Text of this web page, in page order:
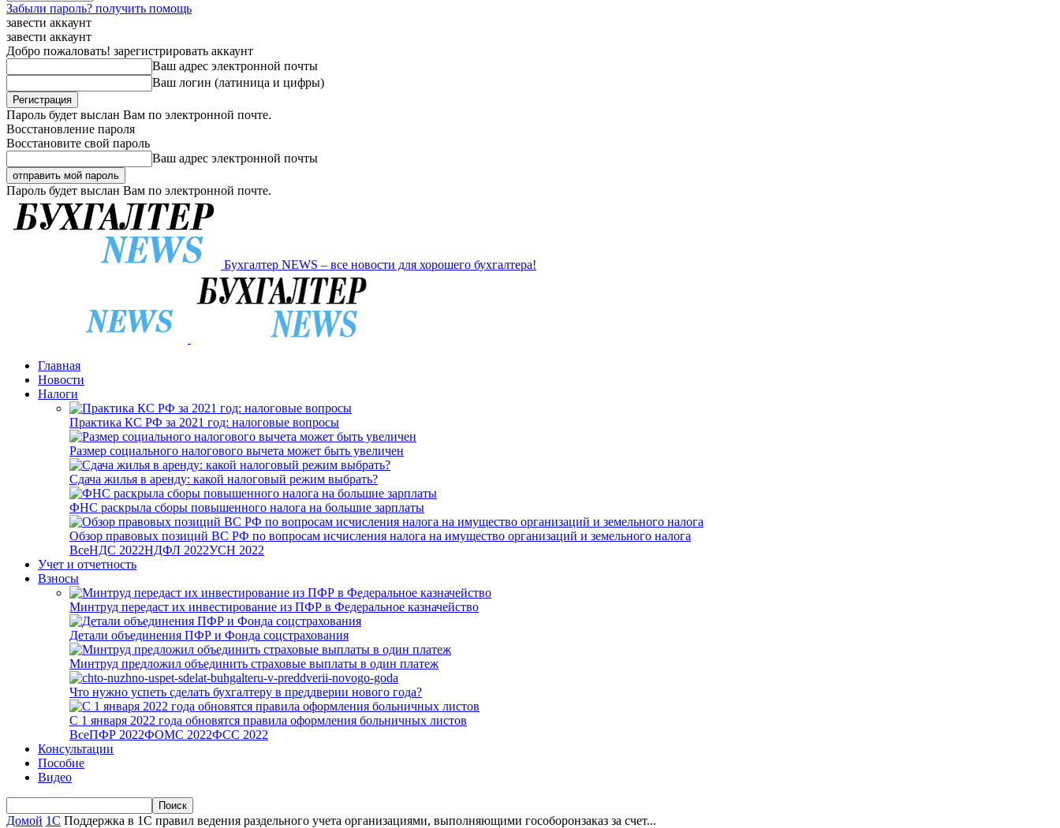
Забыли пароль? получить помощь
завести аккаунт
завести аккаунт
Добро пожаловать! зарегистрировать аккаунт
Ваш адрес электронной почты
Ваш логин (латиница и цифры)
Пароль будет выслан Вам по электронной почте.
Восстановление пароля
Восстановите свой пароль
Ваш адрес электронной почты
Пароль будет выслан Вам по электронной почте.
Бухгалтер NEWS – все новости для хорошего бухгалтера!
Главная
Новости
Налоги
Практика КС РФ за 2021 год: налоговые вопросы
Размер социального налогового вычета может быть увеличен
Сдача жилья в аренду: какой налоговый режим выбрать?
ФНС раскрыла сборы повышенного налога на большие зарплаты
Обзор правовых позиций ВС РФ по вопросам исчисления налога на имущество организаций и земельного налога
ВсеНДС 2022НДФЛ 2022УСН 2022
Учет и отчетность
Взносы
Минтруд передаст их инвестирование из ПФР в Федеральное казначейство
Детали объединения ПФР и Фонда соцстрахования
Минтруд предложил объединить страховые выплаты в один платеж
Что нужно успеть сделать бухгалтеру в преддверии нового года?
С 1 января 2022 года обновятся правила оформления больничных листов
ВсеПФР 2022ФОМС 2022ФСС 2022
Консультации
Пособие
Видео
Домой 1С Поддержка в 1С правил ведения раздельного учета организациями, выполняющими гособоронзаказ за счет...